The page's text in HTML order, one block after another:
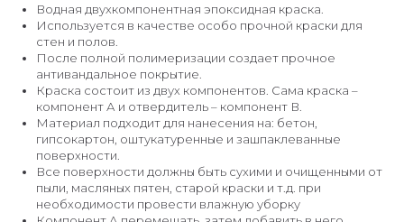
Водная двухкомпонентная эпоксидная краска.
Используется в качестве особо прочной краски для
стен и полов.
После полной полимеризации создает прочное
антивандальное покрытие.
Краска состоит из двух компонентов. Сама краска –
компонент А и отвердитель – компонент В.
Материал подходит для нанесения на: бетон,
гипсокартон, оштукатуренные и зашпаклеванные
поверхности.
Все поверхности должны быть сухими и очищенными от
пыли, масляных пятен, старой краски и т.д. при
необходимости провести влажную уборку